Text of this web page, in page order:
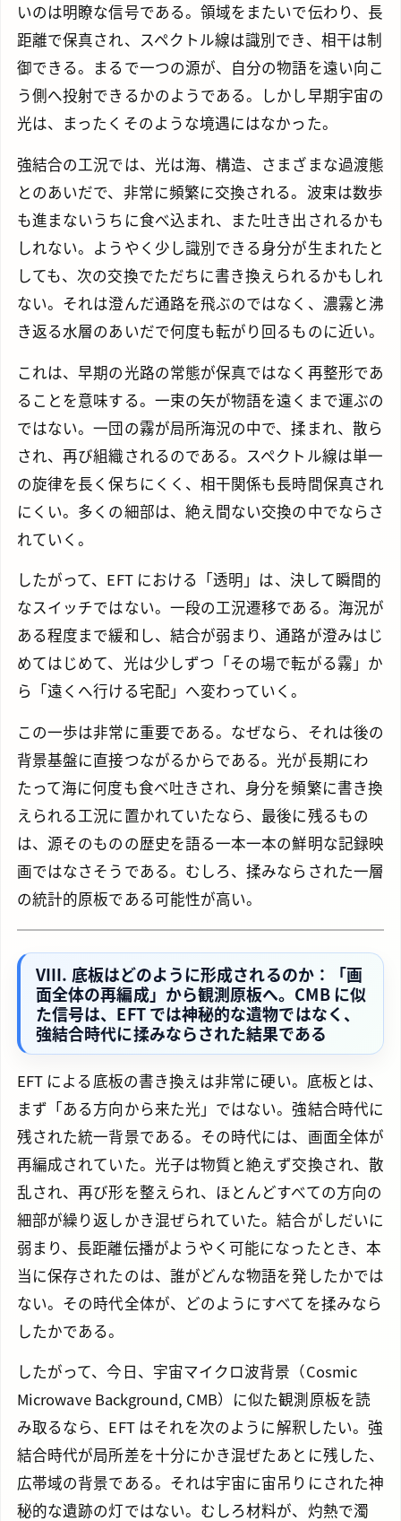
いのは明瞭な信号である。領域をまたいで伝わり、長
距離で保真され、スペクトル線は識別でき、相干は制
御できる。まるで一つの源が、自分の物語を遠い向こ
う側へ投射できるかのようである。しかし早期宇宙の
光は、まったくそのような境遇にはなかった。
強結合の工況では、光は海、構造、さまざまな過渡態
とのあいだで、非常に頻繁に交換される。波束は数歩
も進まないうちに食べ込まれ、また吐き出されるかも
しれない。ようやく少し識別できる身分が生まれたと
しても、次の交換でただちに書き換えられるかもしれ
ない。それは澄んだ通路を飛ぶのではなく、濃霧と沸
き返る水層のあいだで何度も転がり回るものに近い。
これは、早期の光路の常態が保真ではなく再整形であ
ることを意味する。一束の矢が物語を遠くまで運ぶの
ではない。一団の霧が局所海況の中で、揉まれ、散ら
され、再び組織されるのである。スペクトル線は単一
の旋律を長く保ちにくく、相干関係も長時間保真され
にくい。多くの細部は、絶え間ない交換の中でならさ
れていく。
したがって、EFT における「透明」は、決して瞬間的
なスイッチではない。一段の工況遷移である。海況が
ある程度まで緩和し、結合が弱まり、通路が澄みはじ
めてはじめて、光は少しずつ「その場で転がる霧」か
ら「遠くへ行ける宅配」へ変わっていく。
この一歩は非常に重要である。なぜなら、それは後の
背景基盤に直接つながるからである。光が長期にわ
たって海に何度も食べ吐きされ、身分を頻繁に書き換
えられる工況に置かれていたなら、最後に残るもの
は、源そのものの歴史を語る一本一本の鮮明な記録映
画ではなさそうである。むしろ、揉みならされた一層
の統計的原板である可能性が高い。
VIII. 底板はどのように形成されるのか：「画
面全体の再編成」から観測原板へ。CMB に似
た信号は、EFT では神秘的な遺物ではなく、
強結合時代に揉みならされた結果である
EFT による底板の書き換えは非常に硬い。底板とは、
まず「ある方向から来た光」ではない。強結合時代に
残された統一背景である。その時代には、画面全体が
再編成されていた。光子は物質と絶えず交換され、散
乱され、再び形を整えられ、ほとんどすべての方向の
細部が繰り返しかき混ぜられていた。結合がしだいに
弱まり、長距離伝播がようやく可能になったとき、本
当に保存されたのは、誰がどんな物語を発したかでは
ない。その時代全体が、どのようにすべてを揉みなら
したかである。
したがって、今日、宇宙マイクロ波背景（Cosmic
Microwave Background, CMB）に似た観測原板を読
み取るなら、EFT はそれを次のように解釈したい。強
結合時代が局所差を十分にかき混ぜたあとに残した、
広帯域の背景である。それは宇宙に宙吊りにされた神
秘的な遺跡の灯ではない。むしろ材料が、灼熱で濁